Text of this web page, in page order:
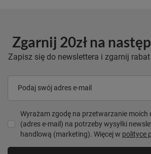
Zgarnij 20zł na
Zapisz się do newslettera i zgarnij
Podaj swój adres e-mail
Wyrażam zgodę na przetwarzanie
(adres e-mail) na potrzeby wysyłki
handlową (marketing). Więcej w polityce